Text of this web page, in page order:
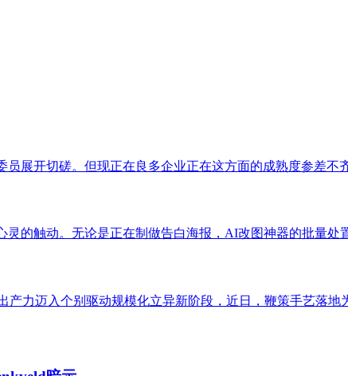
展开切磋。但现正在良多企业正在这方面的成熟度参差不
灵的触动。无论是正在制做告白海报，AI改图神器的批量处
力迈入个别驱动规模化立异新阶段，近日，鞭策手艺落地